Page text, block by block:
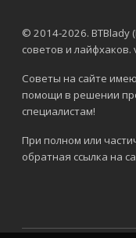
© 2014-2026. BTBlady
советов и лайфхаков.
Советы на сайте
помощи в решении
специалистам!
При полном или
обратная ссылка на